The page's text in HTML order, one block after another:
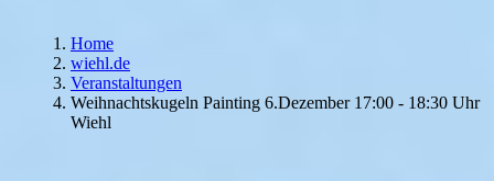
Home
wiehl.de
Veranstaltungen
Weihnachtskugeln Painting 6.Dezember 17:00 - 18:30 Uhr
Wiehl